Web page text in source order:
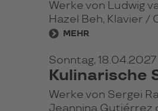
Werke von Ludwig
Hazel Beh, Klavier /
MEHR
Sonntag, 18.04.2027
Kulinarische
Werke von Sergei
Jeannina Gutiérrez